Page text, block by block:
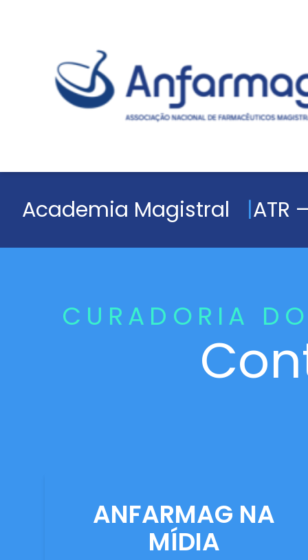
Academia Magistral ATR
CURADORIA
ANFARMAG NA
MÍDIA